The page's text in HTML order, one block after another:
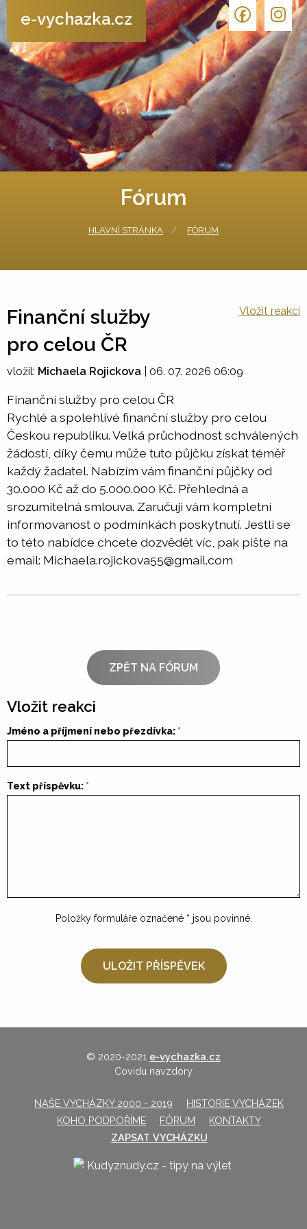
e-vychazka.cz
Fórum
HLAVNÍ STRÁNKA FÓRUM
Finanční služby
pro celou ČR
Vložit reakci
vložil: Michaela Rojickova 06. 07. 2026 06:09
Finanční služby pro celou ČR
Rychlé a spolehlivé finanční služby pro celou
Českou republiku. Velká průchodnost schválených
žádostí, díky čemu může tuto půjčku získat téměř
každý žadatel. Nabízím vám finanční půjčky od
30.000 Kč až do 5.000.000 Kč. Přehledná a
srozumitelná smlouva. Zaručuji vám kompletní
informovanost o podmínkách poskytnutí. Jestli se
to této nabídce chcete dozvědět víc, pak pište na
email: Michaela.rojickova55@gmail.com
ZPĚT NA FÓRUM
Vložit reakci
Jméno a příjmení nebo přezdívka:
Text příspěvku:
Položky formuláře označené * jsou povinné.
© 2020-2021 e-vychazka.cz
Covidu navzdory
NAŠE VYCHÁZKY 2000 - 2019
HISTORIE VYCHÁZEK
KOHO PODPOŘÍME
FÓRUM
KONTAKTY
ZAPSAT VYCHÁZKU